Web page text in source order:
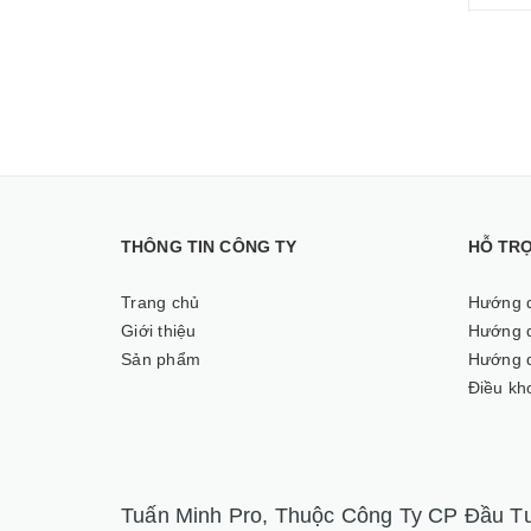
THÔNG TIN CÔNG TY
Trang chủ
Giới thiệu
Sản phẩm
HỖ
Hướng
Hướng
Hướng
Điều
Tuấn Minh Pro, Thuộc Công Ty CP Đầu